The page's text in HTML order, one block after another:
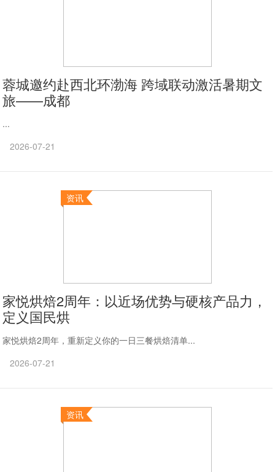
蓉城邀约赴西北环渤海 跨域联动激活暑期文
旅——成都
...
2026-07-21
资讯
家悦烘焙2周年：以近场优势与硬核产品力，
定义国民烘
家悦烘焙2周年，重新定义你的一日三餐烘焙清单...
2026-07-21
资讯